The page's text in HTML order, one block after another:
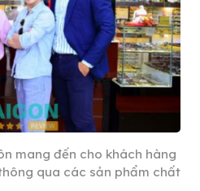
mang đến cho khách hàng
qua các sản phẩm chất